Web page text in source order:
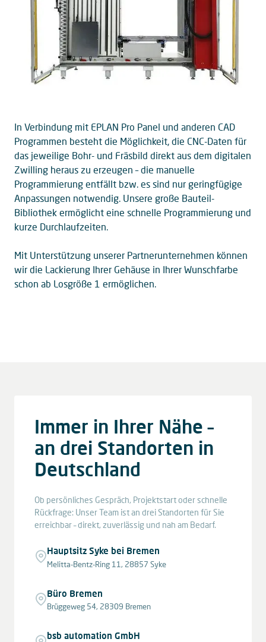
In Verbindung mit EPLAN Pro Panel und anderen CAD
Programmen besteht die Möglichkeit, die CNC-Daten für
das jeweilige Bohr- und Fräsbild direkt aus dem digitalen
Zwilling heraus zu erzeugen – die manuelle
Programmierung entfällt bzw. es sind nur geringfügige
Anpassungen notwendig. Unsere große Bauteil-
Bibliothek ermöglicht eine schnelle Programmierung und
kurze Durchlaufzeiten.
Mit Unterstützung unserer Partnerunternehmen können
wir die Lackierung Ihrer Gehäuse in Ihrer Wunschfarbe
schon ab Losgröße 1 ermöglichen.
Immer in Ihrer Nähe –
an drei Standorten in
Deutschland
Ob persönliches Gespräch, Projektstart oder schnelle
Rückfrage: Unser Team ist an drei Standorten für Sie
erreichbar – direkt, zuverlässig und nah am Bedarf.
Hauptsitz Syke bei Bremen
Melitta-Bentz-Ring 11, 28857 Syke
Büro Bremen
Brüggeweg 54, 28309 Bremen
bsb automation GmbH